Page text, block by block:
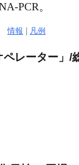
PCR。
情報 凡例
レーター」